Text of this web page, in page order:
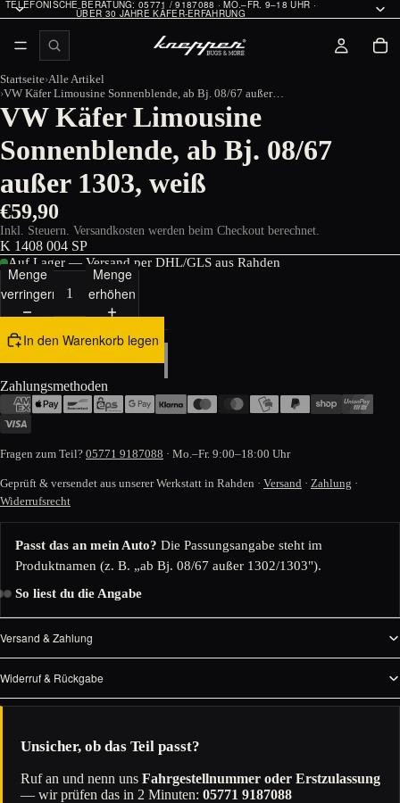
TELEFONISCHE BERATUNG: 05771 / 9187088 · MO.–FR. 9–18 UHR ·
ÜBER 30 JAHRE KÄFER-ERFAHRUNG
Startseite Alle Artikel
VW Käfer Limousine Sonnenblende, ab Bj. 08/67 außer 1303, weiß
VW Käfer Limousine
Sonnenblende, ab Bj. 08/67
außer 1303, weiß
€59,90
Inkl. Steuern. Versandkosten werden beim Checkout berechnet.
K 1408 004 SP
Auf Lager — Versand per DHL/GLS aus Rahden
Menge
verringern
Menge
erhöhen
In den Warenkorb legen
Zahlungsmethoden
Fragen zum Teil? 05771 9187088 · Mo.–Fr. 9:00–18:00 Uhr
Geprüft & versendet aus unserer Werkstatt in Rahden · Versand · Zahlung ·
Widerrufsrecht
Passt das an mein Auto? Die Passungsangabe steht im
Produktnamen (z. B. „ab Bj. 08/67 außer 1302/1303").
So liest du die Angabe
Versand & Zahlung
Widerruf & Rückgabe
Unsicher, ob das Teil passt?
Ruf an und nenn uns Fahrgestellnummer oder Erstzulassung
— wir prüfen das in 2 Minuten: 05771 9187088